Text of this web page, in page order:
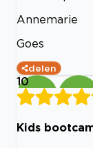
Annemarie
Goes
delen
10
Kids